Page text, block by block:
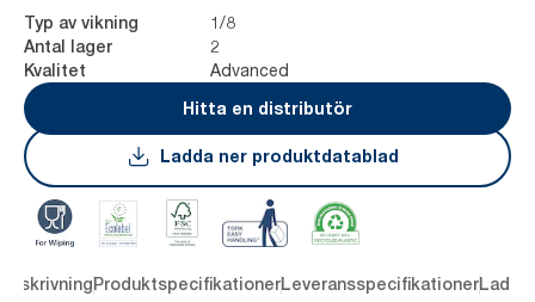
Typ av vikning 1/8
Antal lager 2
Kvalitet
Advanced
Hitta en distributör
Ladda ner produktdatablad
ProduktspecifikationerLeveransspecifikationerLadda